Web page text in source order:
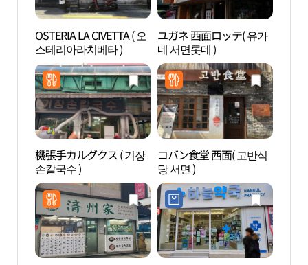
OSTERIA LA CIVETTA ( 오
스테리아라치베타 )
ユガネ 西面ロッテ( 유가
네 서면롯데 )
機張手カルグクス ( 기장
손칼국수 )
コバン食堂 西面( 고반식
당 서면 )